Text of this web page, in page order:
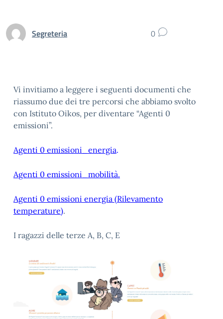
Segreteria 0
Vi invitiamo a leggere i seguenti documenti che
riassumo due dei tre percorsi che abbiamo svolto
con Istituto Oikos, per diventare “Agenti 0
emissioni”.
Agenti 0 emissioni_energia.
Agenti 0 emissioni_mobilità.
Agenti 0 emissioni energia (Rilevamento
temperature).
I ragazzi delle terze A, B, C, E